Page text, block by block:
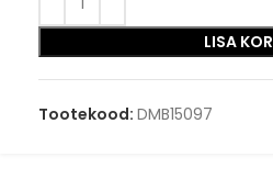
LISA
Tootekood: DMB15097